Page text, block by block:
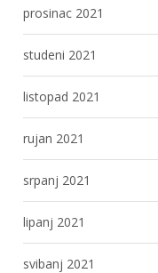
prosinac 2021
studeni 2021
listopad 2021
rujan 2021
srpanj 2021
lipanj 2021
svibanj 2021